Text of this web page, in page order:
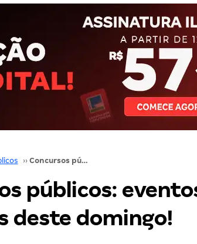
›› Concursos públicos: eventos e aulas gratuitas deste domingo!
públicos:
deste domingo!